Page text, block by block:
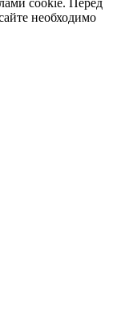
cookie. Перед
необходимо